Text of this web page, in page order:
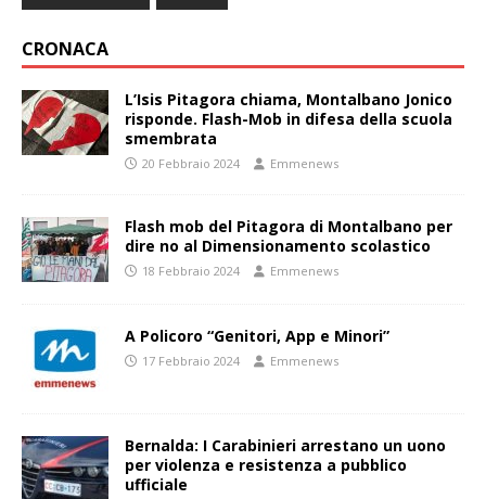
CRONACA
L’Isis Pitagora chiama, Montalbano Jonico
risponde. Flash-Mob in difesa della scuola
smembrata
20 Febbraio 2024 Emmenews
Flash mob del Pitagora di Montalbano per
dire no al Dimensionamento scolastico
18 Febbraio 2024 Emmenews
A Policoro “Genitori, App e Minori”
17 Febbraio 2024 Emmenews
Bernalda: I Carabinieri arrestano un uono
per violenza e resistenza a pubblico
ufficiale